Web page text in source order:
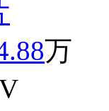
万